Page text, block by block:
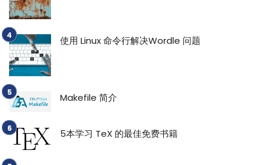
使用 Linux 命令行解决Wordle 问题
Makefile 简介
5本学习 TeX 的最佳免费书籍